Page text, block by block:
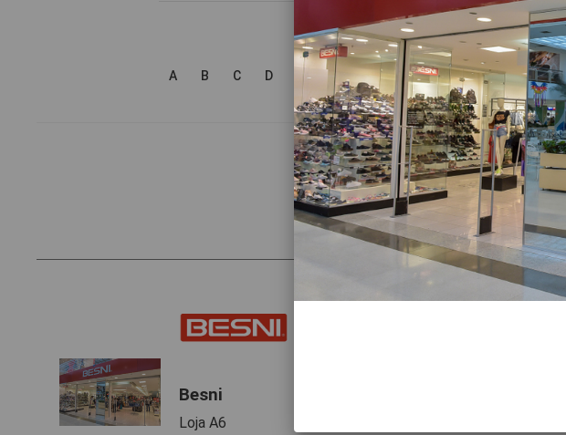
Ou
A B C D E F G H I J K L M
VEJA O
Besni
Loja A6